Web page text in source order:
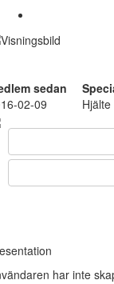
sedan
02-09
Hjälte
har inte